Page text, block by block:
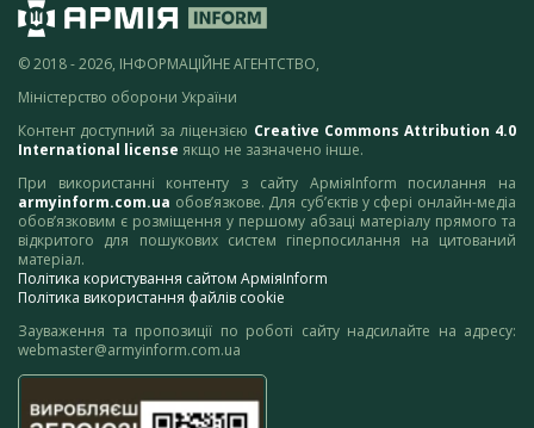
© 2018 - 2026, ІНФОРМАЦІЙНЕ АГЕНТСТВО,
Міністерство оборони України
Контент доступний за ліцензією Creative Commons Attribution 4.0
International license якщо не зазначено інше.
При використанні контенту з сайту АрміяInform посилання на
armyinform.com.ua обов’язкове. Для суб’єктів у сфері онлайн-медіа
обов’язковим є розміщення у першому абзаці матеріалу прямого та
відкритого для пошукових систем гіперпосилання на цитований
матеріал.
Політика користування сайтом АрміяInform
Політика використання файлів cookie
Зауваження та пропозиції по роботі сайту надсилайте на адресу:
webmaster@armyinform.com.ua